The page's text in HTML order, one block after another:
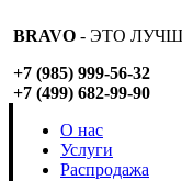
BRAVO - ЭТО
+7 (985) 999-56-32
+7 (499) 682-99-90
О нас
Услуги
Распродажа